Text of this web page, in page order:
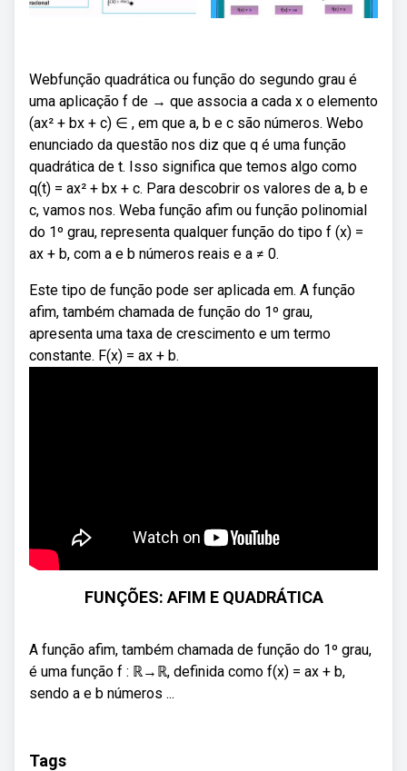
Webfunção quadrática ou função do segundo grau é
uma aplicação f de → que associa a cada x o elemento
(ax² + bx + c) ∈ , em que a, b e c são números. Webo
enunciado da questão nos diz que q é uma função
quadrática de t. Isso significa que temos algo como
q(t) = ax² + bx + c. Para descobrir os valores de a, b e
c, vamos nos. Weba função afim ou função polinomial
do 1º grau, representa qualquer função do tipo f (x) =
ax + b, com a e b números reais e a ≠ 0.
Este tipo de função pode ser aplicada em. A função
afim, também chamada de função do 1º grau,
apresenta uma taxa de crescimento e um termo
constante. F(x) = ax + b.
FUNÇÕES: AFIM E QUADRÁTICA
A função afim, também chamada de função do 1º grau,
é uma função f : ℝ→ℝ, definida como f(x) = ax + b,
sendo a e b números ...
Tags